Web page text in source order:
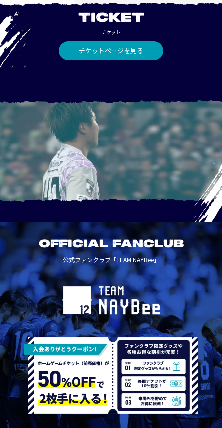
TICKET
チケット
チケットページを見る
OFFICIAL FANCLUB
公式ファンクラブ「TEAM NAYBee」